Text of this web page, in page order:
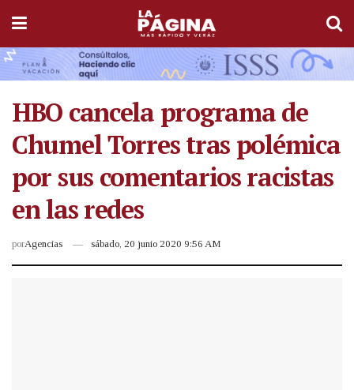
HBO cancela programa de
Chumel Torres tras polémica
por sus comentarios racistas
en las redes
porAgencias sábado, 20 junio 2020 9:56 AM